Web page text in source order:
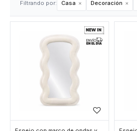
Filtrando por: Casa Decoración